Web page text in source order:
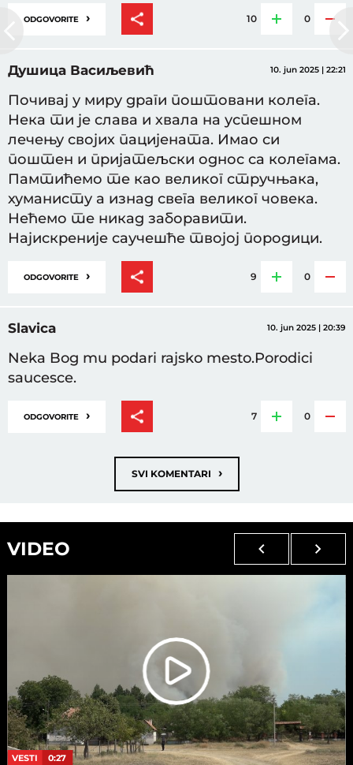
ODGOVORITE › 10 0
Душица Васиљевић 10. jun 2025 | 22:21
Почивај у миру драги поштовани колега.
Нека ти је слава и хвала на успешном
лечењу својих пацијената. Имао си
поштен и пријатељски однос са колегама.
Памтићемо те као великог стручњака,
хуманисту а изнад свега великог човека.
Нећемо те никад заборавити.
Најискреније саучешће твојој породици.
ODGOVORITE › 9 0
Slavica 10. jun 2025 | 20:39
Neka Bog mu podari rajsko mesto.Porodici
saucesce.
ODGOVORITE › 7 0
SVI KOMENTARI ›
VIDEO
VESTI 0:27